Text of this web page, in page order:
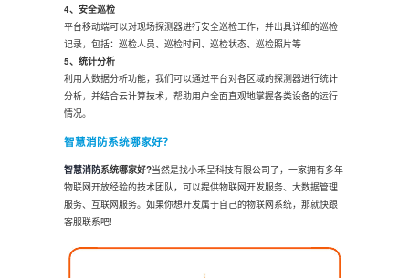
4、安全巡检
平台移动端可以对现场探测器进行安全巡检工作，并出具详细的巡检
记录，包括：巡检人员、巡检时间、巡检状态、巡检照片等
5、统计分析
利用大数据分析功能，我们可以通过平台对各区域的探测器进行统计
分析，并结合云计算技术，帮助用户全面直观地掌握各类设备的运行
情况。
智慧消防系统哪家好？
智慧消防系统哪家好?当然是找小禾呈科技有限公司了，一家拥有多年
物联网开放经验的技术团队，可以提供物联网开发服务、大数据管理
服务、互联网服务。如果你想开发属于自己的物联网系统，那就快跟
客服联系吧!